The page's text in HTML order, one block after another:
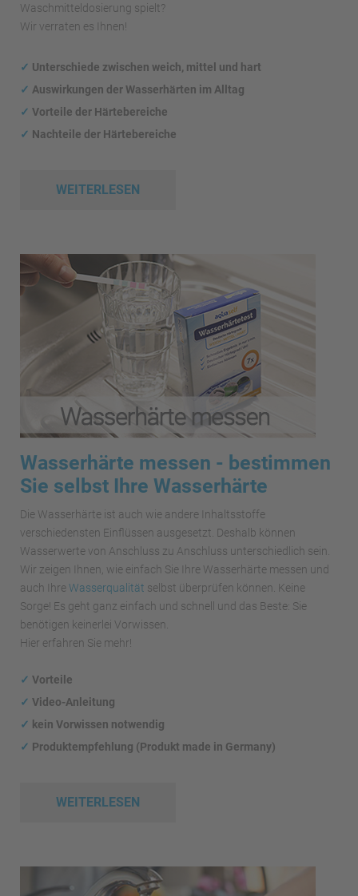
Waschmitteldosierung spielt?
Wir verraten es Ihnen!
✓ Unterschiede zwischen weich, mittel und hart
✓ Auswirkungen der Wasserhärten im Alltag
✓ Vorteile der Härtebereiche
✓ Nachteile der Härtebereiche
WEITERLESEN
Wasserhärte messen - bestimmen
Sie selbst Ihre Wasserhärte
Die Wasserhärte ist auch wie andere Inhaltsstoffe
verschiedensten Einflüssen ausgesetzt. Deshalb können
Wasserwerte von Anschluss zu Anschluss unterschiedlich sein.
Wir zeigen Ihnen, wie einfach Sie Ihre Wasserhärte messen und
auch IhreWasserqualität selbst überprüfen können. Keine
Sorge! Es geht ganz einfach und schnell und das Beste: Sie
benötigen keinerlei Vorwissen.
Hier erfahren Sie mehr!
✓ Vorteile
✓ Video-Anleitung
✓ kein Vorwissen notwendig
✓ Produktempfehlung (Produkt made in Germany)
WEITERLESEN